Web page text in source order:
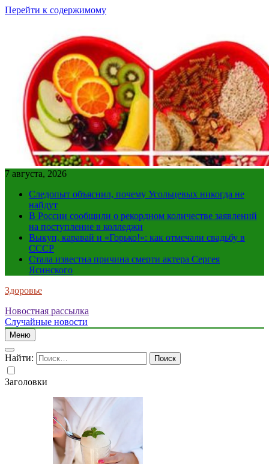
Перейти к содержимому
7 августа, 2026
Следопыт объяснил, почему Усольцевых никогда не
найдут
В России сообщили о рекордном количестве заявлений
на поступление в колледжи
Выкуп, каравай и «Горько!»: как отмечали свадьбу в
СССР
Стала известна причина смерти актера Сергея
Ясинского
Здоровье
Новостная рассылка
Случайные новости
Меню
Найти:
Заголовки